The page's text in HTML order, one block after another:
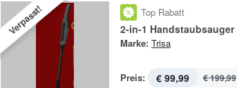
Verpasst! Top Rabatt
2-in-1 Handstaubsauger
Marke: Trisa
Preis: € 99,99 € 199,99